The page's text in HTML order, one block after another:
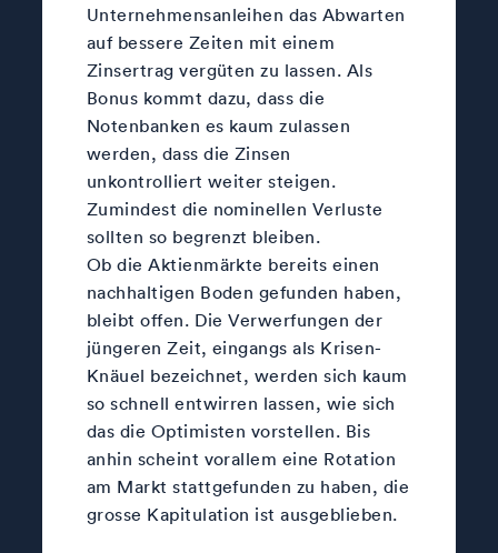
Unternehmensanleihen das Abwarten
auf bessere Zeiten mit einem
Zinsertrag vergüten zu lassen. Als
Bonus kommt dazu, dass die
Notenbanken es kaum zulassen
werden, dass die Zinsen
unkontrolliert weiter steigen.
Zumindest die nominellen Verluste
sollten so begrenzt bleiben.
Ob die Aktienmärkte bereits einen
nachhaltigen Boden gefunden haben,
bleibt offen. Die Verwerfungen der
jüngeren Zeit, eingangs als Krisen-
Knäuel bezeichnet, werden sich kaum
so schnell entwirren lassen, wie sich
das die Optimisten vorstellen. Bis
anhin scheint vorallem eine Rotation
am Markt stattgefunden zu haben, die
grosse Kapitulation ist ausgeblieben.